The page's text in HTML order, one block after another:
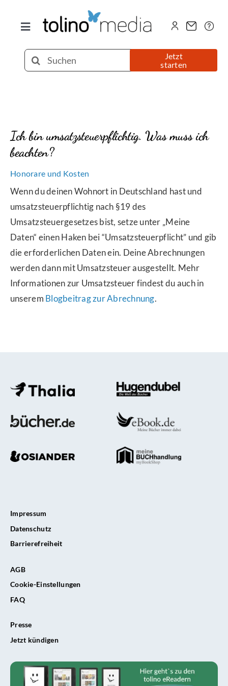
Inhalt
Toggle
Selfpublishing
Hörbuch
Über uns
Blog
Suche
nach:
Jetzt
starten
Ich bin umsatzsteuerpflichtig. Was muss ich
beachten?
Honorare und Kosten
Wenn du deinen Wohnort in Deutschland hast und
umsatzsteuerpflichtig nach §19 des
Umsatzsteuergesetzes bist, setze unter „Meine
Daten“ einen Haken bei “Umsatzsteuerpflicht” und gib
die erforderlichen Daten ein. Deine Abrechnungen
werden dann mit Umsatzsteuer ausgestellt. Mehr
Informationen zur Umsatzsteuer findest du auch in
unserem Blogbeitrag zur Abrechnung.
Impressum
Datenschutz
Barrierefreiheit
AGB
Cookie-Einstellungen
FAQ
Presse
Jetzt kündigen